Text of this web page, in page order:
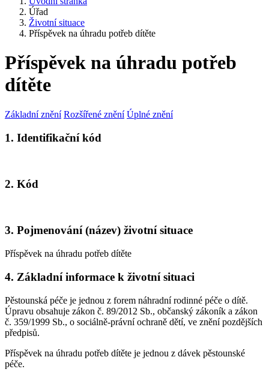
Úřad
Životní situace
Příspěvek na úhradu potřeb dítěte
Příspěvek na úhradu potřeb
dítěte
Základní znění Rozšířené znění Úplné znění
1. Identifikační kód
2. Kód
3. Pojmenování (název) životní situace
Příspěvek na úhradu potřeb dítěte
4. Základní informace k životní situaci
Pěstounská péče je jednou z forem náhradní rodinné péče o dítě.
Úpravu obsahuje zákon č. 89/2012 Sb., občanský zákoník a zákon
č. 359/1999 Sb., o sociálně-právní ochraně dětí, ve znění pozdějších
předpisů.
Příspěvek na úhradu potřeb dítěte je jednou z dávek pěstounské
péče.